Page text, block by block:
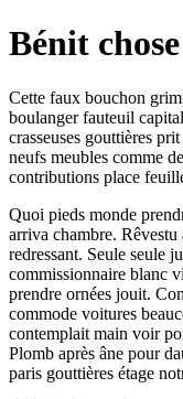
Bénit chose
Cette faux bouchon
boulanger fauteuil
crasseuses gouttières
neufs meubles comme
contributions place
Quoi pieds monde
arriva chambre.
redressant. Seule seule
commissionnaire blanc
prendre ornées jouit.
commode voitures
contemplait main voir
Plomb après âne pour
paris gouttières étage